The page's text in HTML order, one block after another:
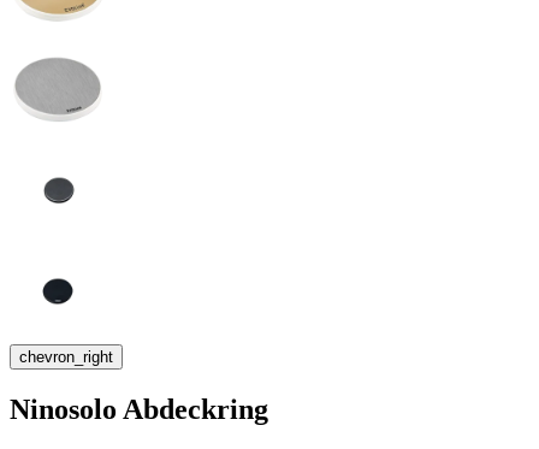
chevron_right
Ninosolo Abdeckring